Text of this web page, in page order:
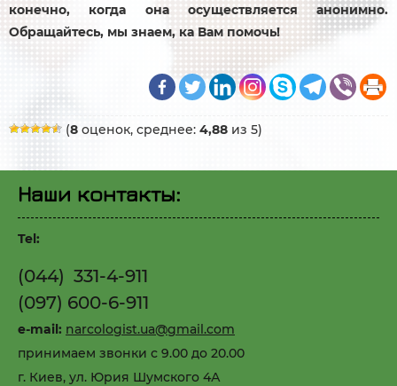
конечно, когда она осуществляется анонимно.
Обращайтесь, мы знаем, ка Вам помочь!
(8 оценок, среднее: 4,88 из 5)
Наши контакты:
Tel:
(044) 331-4-911
(097) 600-6-911
e-mail: narcologist.ua@gmail.com
принимаем звонки с 9.00 до 20.00
г. Киев, ул. Юрия Шумского 4А